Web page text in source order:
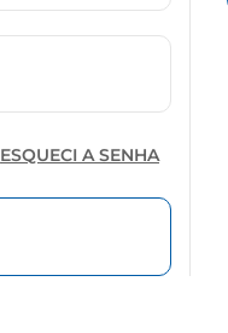
ESQUECI A SENHA